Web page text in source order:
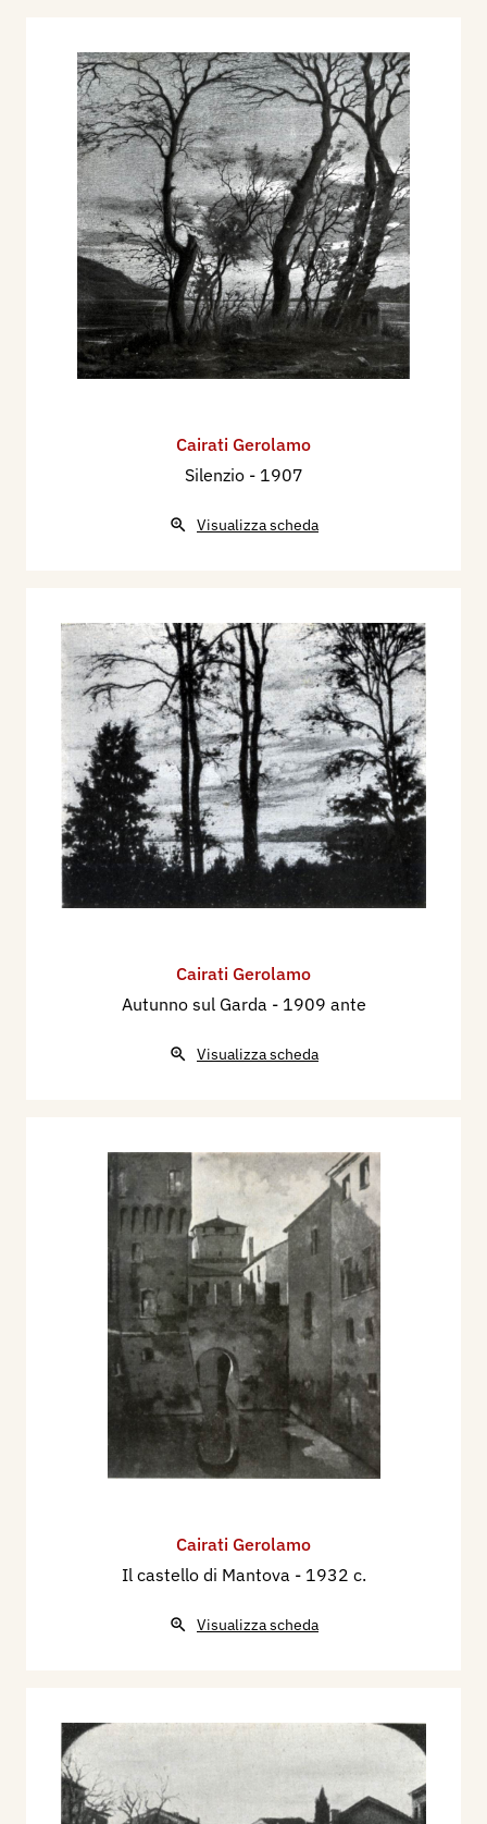
Cairati Gerolamo
Silenzio - 1907
Visualizza scheda
Cairati Gerolamo
Autunno sul Garda - 1909 ante
Visualizza scheda
Cairati Gerolamo
Il castello di Mantova - 1932 c.
Visualizza scheda